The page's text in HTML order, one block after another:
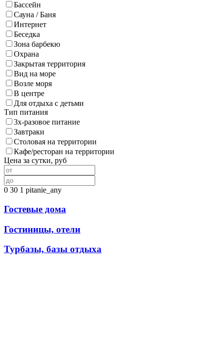
Бассейн
Сауна / Баня
Интернет
Беседка
Зона барбекю
Охрана
Закрытая территория
Вид на море
Возле моря
В центре
Для отдыха с детьми
Тип питания
3х-разовое питание
Завтраки
Столовая на территории
Кафе/ресторан на территории
Цена за сутки, руб
0 30 1 pitanie_any
Гостевые дома
Гостиницы, отели
Турбазы, базы отдыха